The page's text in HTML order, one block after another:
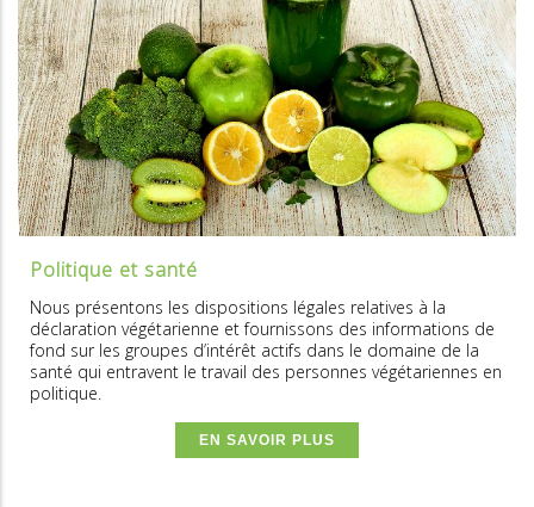
Politique et santé
Nous présentons les dispositions légales relatives à la
déclaration végétarienne et fournissons des informations de
fond sur les groupes d’intérêt actifs dans le domaine de la
santé qui entravent le travail des personnes végétariennes en
politique.
EN SAVOIR PLUS